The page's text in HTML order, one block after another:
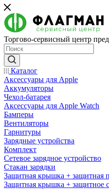
Торгово-сервисный центр
Каталог
Аксессуары для Apple
Аккумуляторы
Чехол-батарея
Аксессуары для Apple Watch
Бамперы
Вентиляторы
Гарнитуры
Зарядные устройства
Комплект
Сетевое зарядное устройство
Стакан зарядки
Защитная крышка + защитная
Защитная крышка + защитное